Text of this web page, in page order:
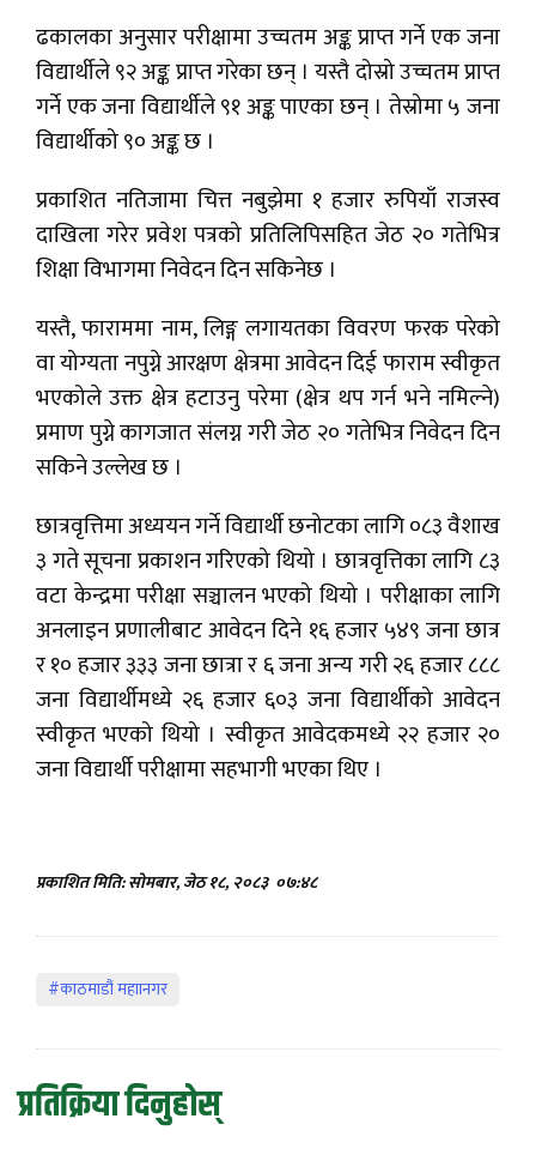
ढकालका अनुसार परीक्षामा उच्चतम अङ्क प्राप्त गर्ने एक जना
विद्यार्थीले ९२ अङ्क प्राप्त गरेका छन् । यस्तै दोस्रो उच्चतम प्राप्त
गर्ने एक जना विद्यार्थीले ९१ अङ्क पाएका छन् । तेस्रोमा ५ जना
विद्यार्थीको ९० अङ्क छ ।
प्रकाशित नतिजामा चित्त नबुझेमा १ हजार रुपियाँ राजस्व
दाखिला गरेर प्रवेश पत्रको प्रतिलिपिसहित जेठ २० गतेभित्र
शिक्षा विभागमा निवेदन दिन सकिनेछ ।
यस्तै, फाराममा नाम, लिङ्ग लगायतका विवरण फरक परेको
वा योग्यता नपुग्ने आरक्षण क्षेत्रमा आवेदन दिई फाराम स्वीकृत
भएकोले उक्त क्षेत्र हटाउनु परेमा (क्षेत्र थप गर्न भने नमिल्ने)
प्रमाण पुग्ने कागजात संलग्न गरी जेठ २० गतेभित्र निवेदन दिन
सकिने उल्लेख छ ।
छात्रवृत्तिमा अध्ययन गर्ने विद्यार्थी छनोटका लागि ०८३ वैशाख
३ गते सूचना प्रकाशन गरिएको थियो । छात्रवृत्तिका लागि ८३
वटा केन्द्रमा परीक्षा सञ्चालन भएको थियो । परीक्षाका लागि
अनलाइन प्रणालीबाट आवेदन दिने १६ हजार ५४९ जना छात्र
र १० हजार ३३३ जना छात्रा र ६ जना अन्य गरी २६ हजार ८८८
जना विद्यार्थीमध्ये २६ हजार ६०३ जना विद्यार्थीको आवेदन
स्वीकृत भएको थियो । स्वीकृत आवेदकमध्ये २२ हजार २०
जना विद्यार्थी परीक्षामा सहभागी भएका थिए ।
प्रकाशित मिति: सोमबार, जेठ १८, २०८३ ०७:४८
#काठमाडौं महाानगर
प्रतिक्रिया दिनुहोस्